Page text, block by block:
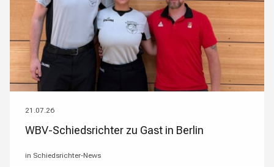
21.07.26
WBV-Schiedsrichter zu Gast in Berlin
in Schiedsrichter-News